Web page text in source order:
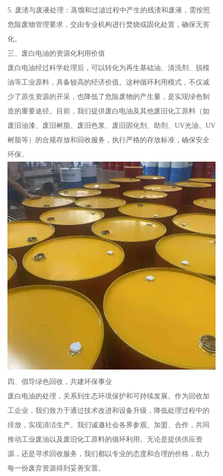
5. 废渣与废液处理：蒸馏和过滤过程中产生的残渣和废液，需按照
危险废物管理要求，交由专业机构进行焚烧或固化处置，确保无害
化。
三、废白电油的资源化利用价值
废白电油经过科学处理后，可以转化为再生基础油、清洗剂、脱模
油等工业原料，具备较高的经济价值。这种循环利用模式，不仅减
少了原生资源的开采，也降低了危险废物的产生量，是实现绿色制
造的重要途径。目前，我们提供废白电油及其他废旧化工原料（如
废旧油漆、废旧树脂、废旧色浆、废旧固化剂、助剂、UV光油、UV
树脂等）的合规存放和回收服务，执行严格的存放标准，确保安全
环保。
四、倡导绿色回收，共建环保事业
废白电油的处理，关系到生态环境保护和可持续发展。作为回收加
工企业，我们致力于通过技术改进和设备升级，降低处理过程中的
排放，实现清洁生产。我们诚邀社会各界参观、加盟、合作，共同
推动工业废油以及废旧化工原料的循环利用。无论是提供供应资
源，还是寻求回收服务，我们都以专业的态度和合理的价格，助力
每一份废弃资源得到妥善安置。